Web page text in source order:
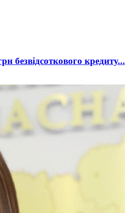
безвідсоткового кредиту...